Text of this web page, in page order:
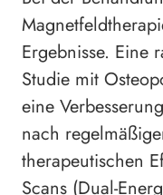
Ergebnisse. Eine
Studie mit
eine
nach
therapeutischen
Scans (Dual-